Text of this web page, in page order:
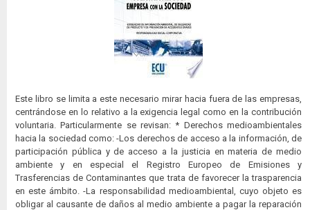
Este libro se limita a este necesario mirar hacia fuera de las empresas,
centrándose en lo relativo a la exigencia legal como en la contribución
voluntaria. Particularmente se revisan: * Derechos medioambientales
hacia la sociedad como: -Los derechos de acceso a la información, de
participación pública y de acceso a la justicia en materia de medio
ambiente y en especial el Registro Europeo de Emisiones y
Trasferencias de Contaminantes que trata de favorecer la trasparencia
en este ámbito. -La responsabilidad medioambiental, cuyo objeto es
obligar al causante de daños al medio ambiente a pagar la reparación